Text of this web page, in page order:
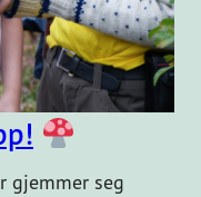
gjemmer seg